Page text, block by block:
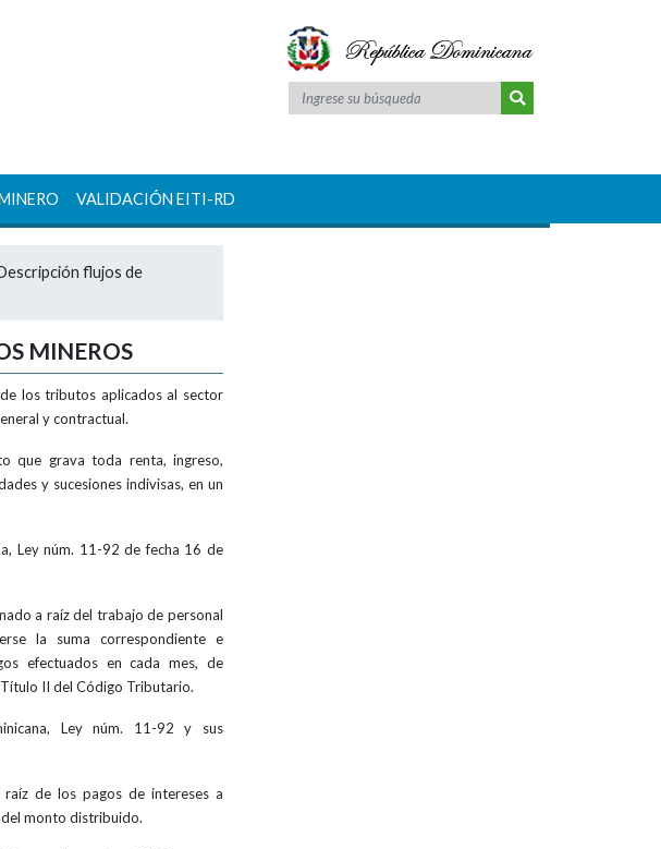
Escudo nacional
VALIDACIÓN EITI-RD
flujos de
MINEROS
los tributos aplicados al sector
y contractual.
que grava toda renta, ingreso,
y sucesiones indivisas, en un
Ley núm. 11-92 de fecha 16 de
a raíz del trabajo de personal
la suma correspondiente e
efectuados en cada mes, de
II del Código Tributario.
Ley núm. 11-92 y sus
de los pagos de intereses a
monto distribuido.